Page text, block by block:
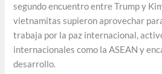
segundo encuentro entre Trump y
vietnamitas supieron aprovechar
trabaja por la paz internacional,
internacionales como la ASEAN y
desarrollo.